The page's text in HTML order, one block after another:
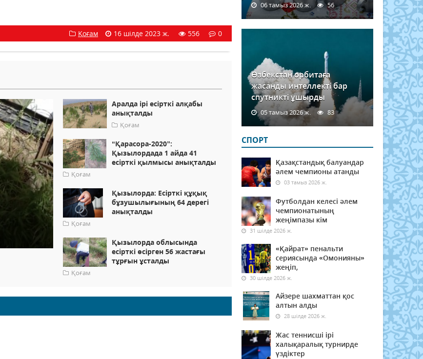
Қоғам 16 шілде 2023 ж. 556 0
Аралда ірі есірткі алқабы
анықталды
Қоғам
“Қарасора-2020”:
Қызылордада 1 айда 41
есірткі қылмысы анықталды
Қоғам
Қызылорда: Есірткі құқық
бұзушылығының 64 дерегі
анықталды
Қоғам
Қызылорда облысында
есірткі өсірген 56 жастағы
тұрғын ұсталды
Қоғам
06 тамыз 2026 ж. 56
Өзбекстан орбитаға
жасанды интеллекті бар
спутникті ұшырды
05 тамыз 2026 ж. 83
СПОРТ
Қазақстандық балуандар
әлем чемпионы атанды
03 тамыз 2026 ж.
Футболдан келесі әлем
чемпионатының
жеңімпазы кім
31 шілде 2026 ж.
«Қайрат» пенальти
сериясында «Омонияны»
жеңіп,
30 шілде 2026 ж.
Айзере шахматтан қос
алтын алды
28 шілде 2026 ж.
Жас теннисші ірі
халықаралық турнирде
үздіктер